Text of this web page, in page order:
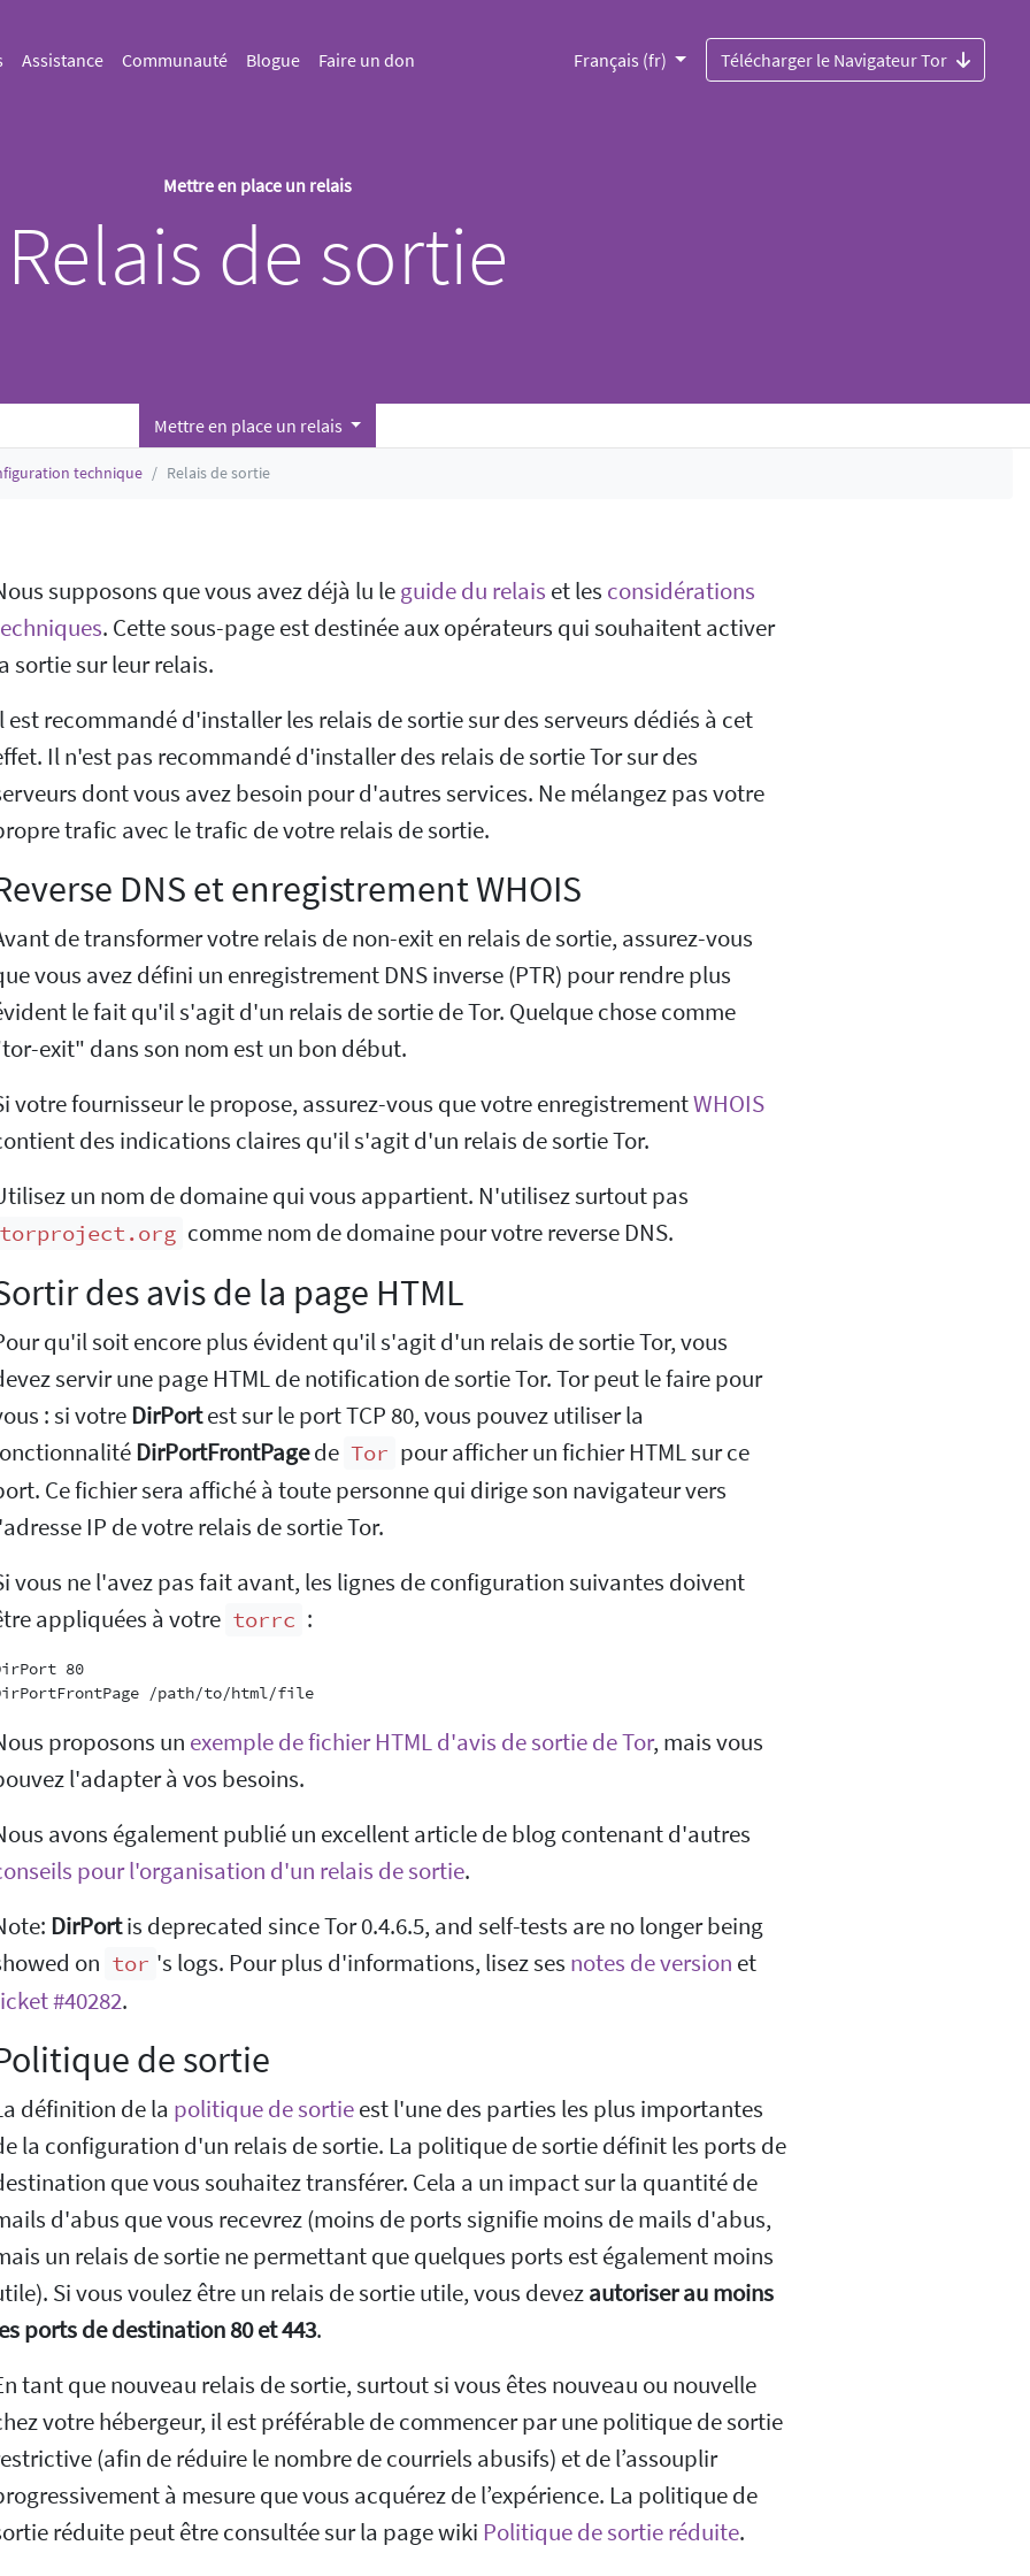
Assistance Communauté Blogue Faire un don Français (fr) Télécharger le Navigateur Tor
Mettre en place un relais
Relais de sortie
Mettre en place un relais
technique Relais de sortie
supposons que vous avez déjà lu leguide du relais et les considérations
. Cette sous-page est destinée aux opérateurs qui souhaitent activer
sortie sur leur relais.
est recommandé d'installer les relais de sortie sur des serveurs dédiés à cet
Il n'est pas recommandé d'installer des relais de sortie Tor sur des
dont vous avez besoin pour d'autres services. Ne mélangez pas votre
trafic avec le trafic de votre relais de sortie.
DNS et enregistrement WHOIS
de transformer votre relais de non-exit en relais de sortie, assurez-vous
vous avez défini un enregistrement DNS inverse (PTR) pour rendre plus
le fait qu'il s'agit d'un relais de sortie de Tor. Quelque chose comme
exit" dans son nom est un bon début.
votre fournisseur le propose, assurez-vous que votre enregistrementWHOIS
des indications claires qu'il s'agit d'un relais de sortie Tor.
un nom de domaine qui vous appartient. N'utilisez surtout pas
torproject.org comme nom de domaine pour votre reverse DNS.
des avis de la page HTML
qu'il soit encore plus évident qu'il s'agit d'un relais de sortie Tor, vous
servir une page HTML de notification de sortie Tor. Tor peut le faire pour
: si votreDirPortest sur le port TCP 80, vous pouvez utiliser la
DirPortFrontPagede Tor pour afficher un fichier HTML sur ce
Ce fichier sera affiché à toute personne qui dirige son navigateur vers
IP de votre relais de sortie Tor.
vous ne l'avez pas fait avant, les lignes de configuration suivantes doivent
appliquées à votre torrc :
80
DirPortFrontPage /path/to/html/file
proposons un exemple de fichier HTML d'avis de sortie de Tor, mais vous
l'adapter à vos besoins.
avons également publié un excellent article de blog contenant d'autres
pour l'organisation d'un relais de sortie.
DirPortis deprecated since Tor 0.4.6.5, and self-tests are no longer being
on tor 's logs. Pour plus d'informations, lisez ses notes de version et
#40282.
de sortie
définition de la politique de sortieest l'une des parties les plus importantes
la configuration d'un relais de sortie. La politique de sortie définit les ports de
que vous souhaitez transférer. Cela a un impact sur la quantité de
d'abus que vous recevrez (moins de ports signifie moins de mails d'abus,
un relais de sortie ne permettant que quelques ports est également moins
Si vous voulez être un relais de sortie utile, vous devezautoriser au moins
ports de destination 80 et 443.
tant que nouveau relais de sortie, surtout si vous êtes nouveau ou nouvelle
votre hébergeur, il est préférable de commencer par une politique de sortie
(afin de réduire le nombre de courriels abusifs) et de l’assouplir
à mesure que vous acquérez de l’expérience. La politique de
réduite peut être consultée sur la page wiki Politique de sortie réduite.